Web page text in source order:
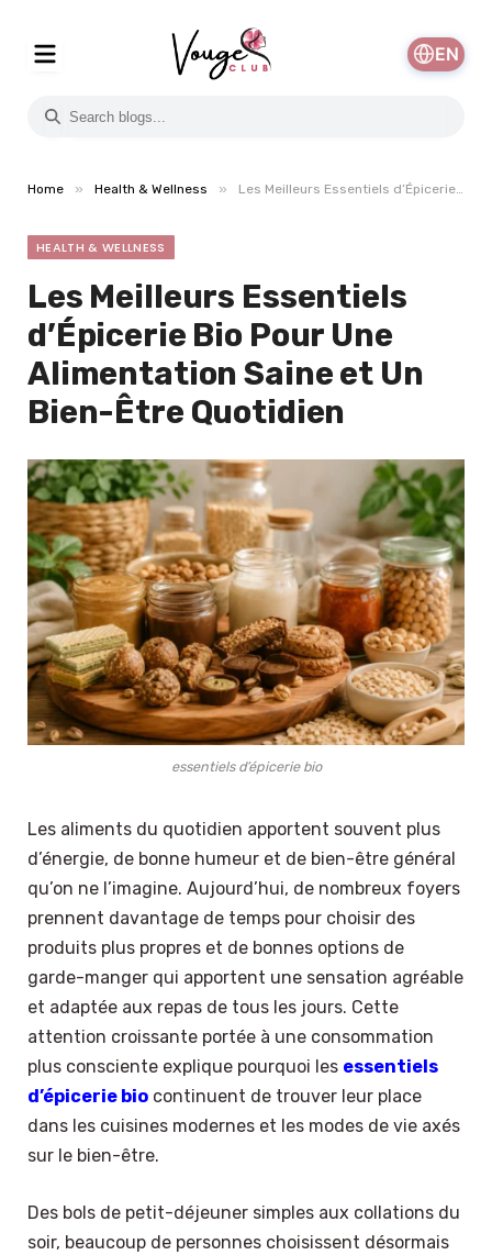
EN
Home » Health & Wellness » Les Meilleurs Essentiels d’Épicerie Bio Pour Une Alimentation Saine et Un Bien-Être Quotidien
HEALTH & WELLNESS
Les Meilleurs Essentiels
d’Épicerie Bio Pour Une
Alimentation Saine et Un
Bien-Être Quotidien
essentiels d’épicerie bio
Les aliments du quotidien apportent souvent plus
d’énergie, de bonne humeur et de bien-être général
qu’on ne l’imagine. Aujourd’hui, de nombreux foyers
prennent davantage de temps pour choisir des
produits plus propres et de bonnes options de
garde-manger qui apportent une sensation agréable
et adaptée aux repas de tous les jours. Cette
attention croissante portée à une consommation
plus consciente explique pourquoi les essentiels
d’épicerie bio continuent de trouver leur place
dans les cuisines modernes et les modes de vie axés
sur le bien-être.
Des bols de petit-déjeuner simples aux collations du
soir, beaucoup de personnes choisissent désormais